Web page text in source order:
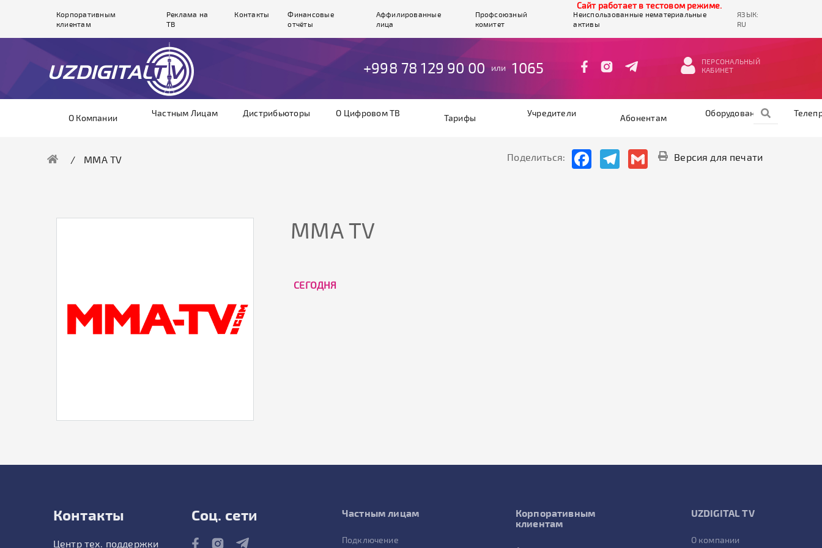
Cайт работает в тестовом режиме.
Корпоративным
клиентам
Реклама на
ТВ
Контакты
Финансовые
отчёты
Аффилированные
лица
Профсоюзный
комитет
Неиспользованные нематериальные
активы
ЯЗЫК:
RU
+998 78 129 90 00 или 1065
ПЕРСОНАЛЬНЫЙ
КАБИНЕТ
О Компании Частным Лицам Дистрибьюторы О Цифровом ТВ Тарифы Учредители Абонентам Оборудование
ММА TV Поделиться: FacebookTelegramGmail Версия для печати
ММА TV
CЕГОДНЯ
Контакты
Центр тех. поддержки
Соц. сети Частным лицам
Подключение
Корпоративным
клиентам
UZDIGITAL TV
О компании